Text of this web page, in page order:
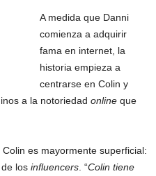
A medida que Danni
comienza a adquirir
fama en internet, la
historia empieza a
centrarse en Colin y
a la notoriedad online que
es mayormente superficial:
los influencers. “Colin tiene